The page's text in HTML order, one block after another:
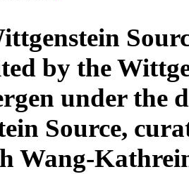
by the
under the
Source,
Wang-